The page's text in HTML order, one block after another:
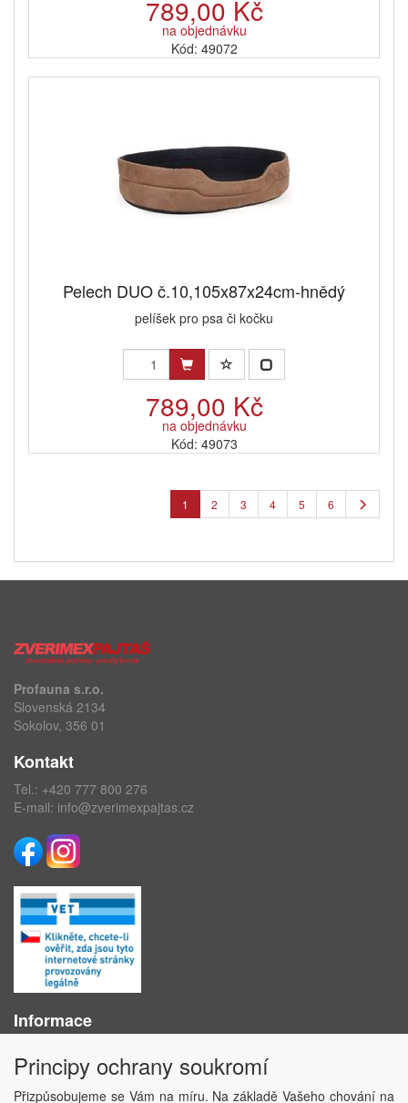
789,00 Kč
na objednávku
Kód: 49072
Pelech DUO č.10,105x87x24cm-hnědý
pelíšek pro psa či kočku
789,00 Kč
na objednávku
Kód: 49073
1 2 3 4 5 6
Profauna s.r.o.
Slovenská 2134
Sokolov, 356 01
Kontakt
Tel.: +420 777 800 276
E-mail: info@zverimexpajtas.cz
Informace
Obchodní podmínky
Ochrana osobních údajů
Principy ochrany soukromí
Přizpůsobujeme se Vám na míru. Na základě Vašeho chování na